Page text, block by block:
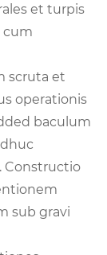
et turpis
cum
scruta et
operationis
baculum
Constructio
sub gravi